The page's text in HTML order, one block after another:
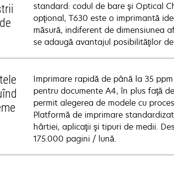
standard: codul de bare şi Optical
opţional, T630 este o imprimantă
măsură, indiferent de dimensiunea
se adaugă avantajul posibilităţilor
Imprimare rapidă de până la 35
pentru documente A4, în plus faţă
permit alegerea de modele cu
Platformă de imprimare
hârtiei, aplicaţii şi tipuri de medii.
175.000 pagini / lună.